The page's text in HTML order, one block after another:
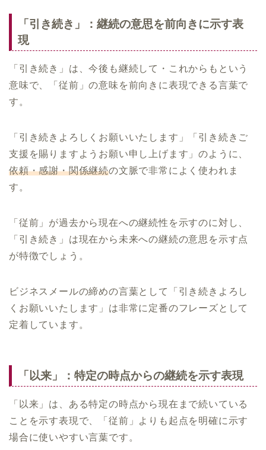
「引き続き」：継続の意思を前向きに示す表
現
「引き続き」は、今後も継続して・これからもという
意味で、「従前」の意味を前向きに表現できる言葉で
す。
「引き続きよろしくお願いいたします」「引き続きご
支援を賜りますようお願い申し上げます」のように、
依頼・感謝・関係継続の文脈で非常によく使われま
す。
「従前」が過去から現在への継続性を示すのに対し、
「引き続き」は現在から未来への継続の意思を示す点
が特徴でしょう。
ビジネスメールの締めの言葉として「引き続きよろし
くお願いいたします」は非常に定番のフレーズとして
定着しています。
「以来」：特定の時点からの継続を示す表現
「以来」は、ある特定の時点から現在まで続いている
ことを示す表現で、「従前」よりも起点を明確に示す
場合に使いやすい言葉です。